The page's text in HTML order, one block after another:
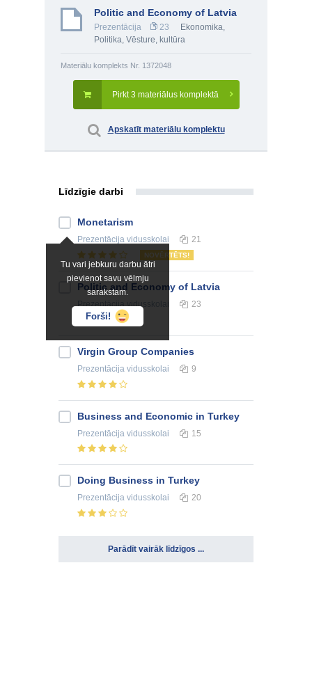
Politic and Economy of Latvia
Prezentācija 23 Ekonomika,
Politika, Vēsture, kultūra
Materiālu komplekts Nr. 1372048
Pirkt 3 materiālus komplektā
Apskatīt materiālu komplektu
Līdzīgie darbi
Tu vari jebkuru darbu ātri
pievienot savu vēlmju
sarakstam.
Forši!
Monetarism
Prezentācija vidusskolai 21
NOVĒRTĒTS!
Politic and Economy of Latvia
Prezentācijavidusskolai 23
Virgin Group Companies
Prezentācija vidusskolai 9
Business and Economic in Turkey
Prezentācija vidusskolai 15
Doing Business in Turkey
Prezentācija vidusskolai 20
Parādīt vairāk līdzīgos ...